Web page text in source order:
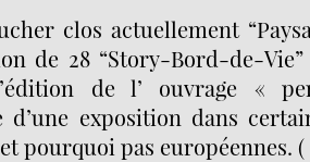
clos actuellement
de 28 “Story-Bord-de-
de l’ ouvrage «
d’une exposition dans
pourquoi pas européennes. (